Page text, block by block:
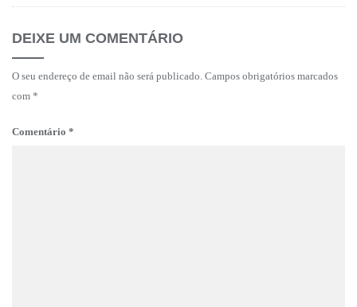
DEIXE UM COMENTÁRIO
O seu endereço de email não será publicado. Campos obrigatórios marcados
com *
Comentário *